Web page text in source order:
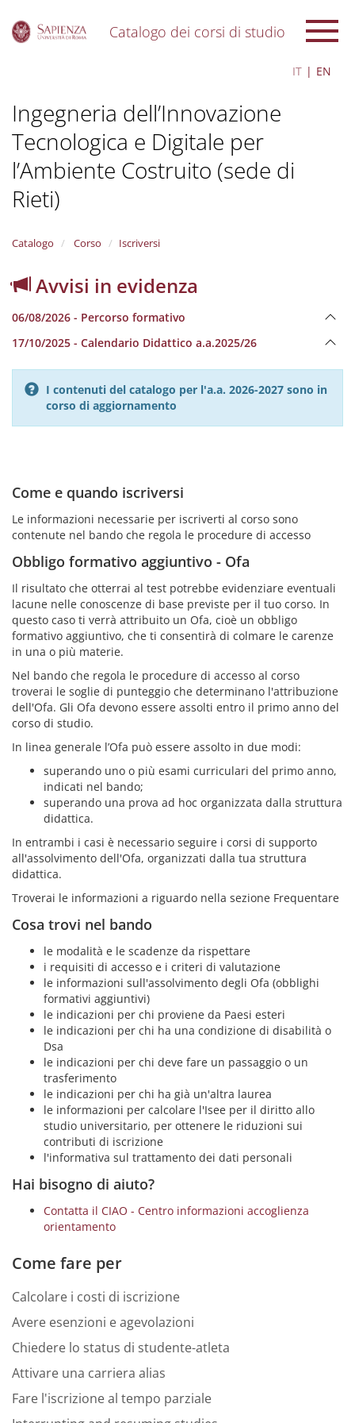
Catalogo dei corsi di studio
IT EN
Ingegneria dell’Innovazione
Tecnologica e Digitale per
l’Ambiente Costruito (sede di
Rieti)
Catalogo Corso Iscriversi
Avvisi in evidenza
06/08/2026 - Percorso formativo
17/10/2025 - Calendario Didattico a.a.2025/26
I contenuti del catalogo per l'a.a. 2026-2027 sono in
corso di aggiornamento
Come e quando iscriversi
Le informazioni necessarie per iscriverti al corso sono
contenute nel bando che regola le procedure di accesso
Obbligo formativo aggiuntivo - Ofa
Il risultato che otterrai al test potrebbe evidenziare eventuali
lacune nelle conoscenze di base previste per il tuo corso. In
questo caso ti verrà attribuito un Ofa, cioè un obbligo
formativo aggiuntivo, che ti consentirà di colmare le carenze
in una o più materie.
Nel bando che regola le procedure di accesso al corso
troverai le soglie di punteggio che determinano l'attribuzione
dell'Ofa. Gli Ofa devono essere assolti entro il primo anno del
corso di studio.
In linea generale l’Ofa può essere assolto in due modi:
superando uno o più esami curriculari del primo anno,
indicati nel bando;
superando una prova ad hoc organizzata dalla struttura
didattica.
In entrambi i casi è necessario seguire i corsi di supporto
all'assolvimento dell'Ofa, organizzati dalla tua struttura
didattica.
Troverai le informazioni a riguardo nella sezione Frequentare
Cosa trovi nel bando
le modalità e le scadenze da rispettare
i requisiti di accesso e i criteri di valutazione
le informazioni sull'assolvimento degli Ofa (obblighi
formativi aggiuntivi)
le indicazioni per chi proviene da Paesi esteri
le indicazioni per chi ha una condizione di disabilità o
Dsa
le indicazioni per chi deve fare un passaggio o un
trasferimento
le indicazioni per chi ha già un'altra laurea
le informazioni per calcolare l'Isee per il diritto allo
studio universitario, per ottenere le riduzioni sui
contributi di iscrizione
l'informativa sul trattamento dei dati personali
Hai bisogno di aiuto?
Contatta il CIAO - Centro informazioni accoglienza
orientamento
Come fare per
Calcolare i costi di iscrizione
Avere esenzioni e agevolazioni
Chiedere lo status di studente-atleta
Attivare una carriera alias
Fare l'iscrizione al tempo parziale